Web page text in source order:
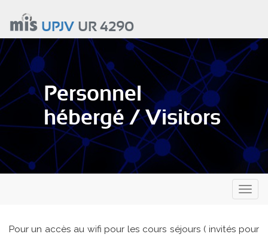
contenu
principal
UPJVUR 4290
Personnel
hébergé / Visitors
Pour un accès au wifi pour les cours séjours ( invités pour